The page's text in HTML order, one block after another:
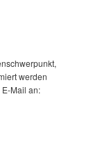
werden
Mail an: